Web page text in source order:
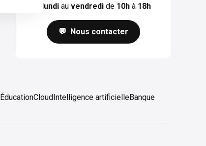
lundi au vendredi de 10h à 18h
💬 Nous contacter
ÉducationCloudIntelligence artificielleBanque